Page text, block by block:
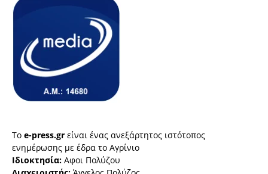
Το e-press.gr είναι ένας ανεξάρτητος ιστότοπος
ενημέρωσης με έδρα το Αγρίνιο
Ιδιοκτησία: Αφοι Πολύζου